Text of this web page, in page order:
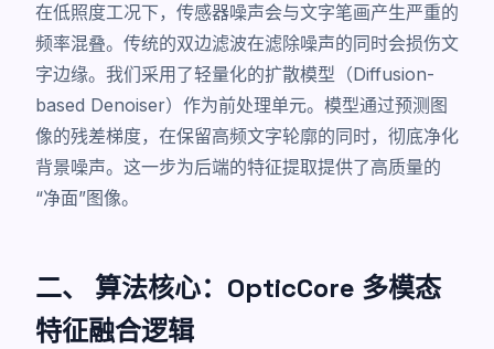
在低照度工况下，传感器噪声会与文字笔画产生严重的
频率混叠。传统的双边滤波在滤除噪声的同时会损伤文
字边缘。我们采用了轻量化的扩散模型（Diffusion-
based Denoiser）作为前处理单元。模型通过预测图
像的残差梯度，在保留高频文字轮廓的同时，彻底净化
背景噪声。这一步为后端的特征提取提供了高质量的
“净面”图像。
二、 算法核心：OpticCore 多模态
特征融合逻辑